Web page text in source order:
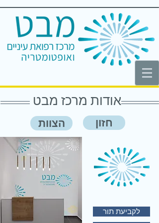
אודות מרכז מבט
הצוות חזון
לקביעת תור